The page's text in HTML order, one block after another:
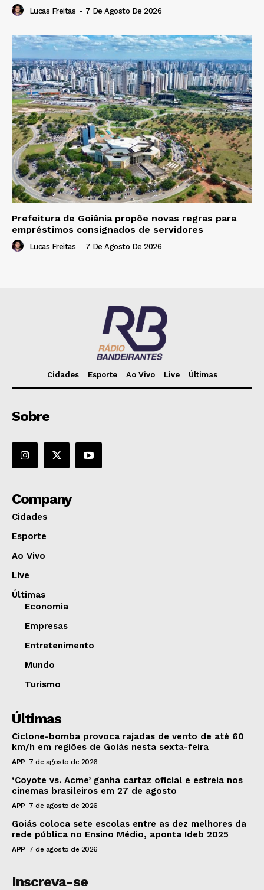
Lucas Freitas - 7 De Agosto De 2026
Prefeitura de Goiânia propõe novas regras para
empréstimos consignados de servidores
Lucas Freitas - 7 De Agosto De 2026
Cidades Esporte Ao Vivo Live Últimas
Sobre
Company
Cidades
Esporte
Ao Vivo
Live
Últimas
Economia
Empresas
Entretenimento
Mundo
Turismo
Últimas
Ciclone-bomba provoca rajadas de vento de até 60
km/h em regiões de Goiás nesta sexta-feira
APP 7 de agosto de 2026
‘Coyote vs. Acme’ ganha cartaz oficial e estreia nos
cinemas brasileiros em 27 de agosto
APP 7 de agosto de 2026
Goiás coloca sete escolas entre as dez melhores da
rede pública no Ensino Médio, aponta Ideb 2025
APP 7 de agosto de 2026
Inscreva-se